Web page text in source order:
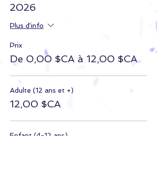
2026
Plus d'info
Prix
De 0,00 $CA à 12,00 $CA
Adulte (12 ans et +)
12,00 $CA
Enfant (4-12 ans)